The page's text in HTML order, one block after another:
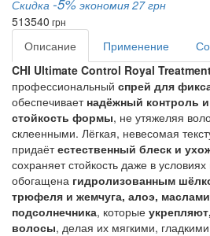
Скидка -5% экономия 27 грн
513540 грн
Описание Применение
CHI Ultimate Control Royal
профессиональный спрей для
обеспечивает надёжный контроль
стойкость формы, не утяжеляя
склеенными. Лёгкая, невесомая
придаётестественный блеск и
сохраняет стойкость даже в
обогащена гидролизованным
трюфеля и жемчуга, алоэ,
подсолнечника, которые
волосы, делая их мягкими,